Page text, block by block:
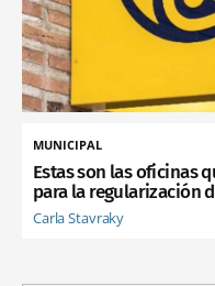
MUNICIPAL
Estas son las oficinas
para la regularización
Carla Stavraky